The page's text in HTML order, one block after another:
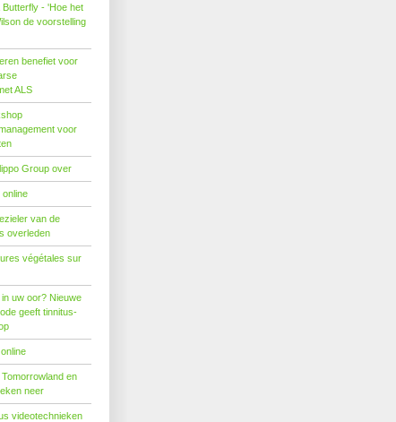
- 'Hoe het
de voorstelling
benefiet voor
ALS
voor
Group over
van de
overleden
végétales sur
uw oor? Nieuwe
geeft tinnitus-
en
neer
videotechnieken